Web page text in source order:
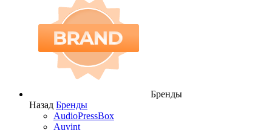
Бренды
Назад Бренды
AudioPressBox
Auvint